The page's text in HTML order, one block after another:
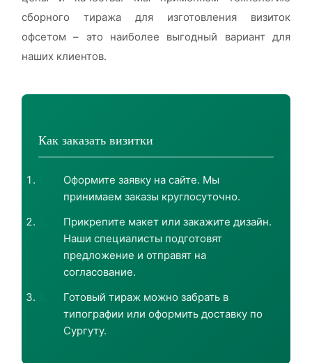
сборного тиража для изготовления визиток
офсетом – это наиболее выгодный вариант для
наших клиентов.
Как заказать визитки
Оформите заявку на сайте. Мы
принимаем заказы круглосуточно.
Прикрепите макет или закажите дизайн.
Наши специалисты подготовят
предложение и отправят на
согласование.
Готовый тираж можно забрать в
типографии или оформить доставку по
Сургуту.